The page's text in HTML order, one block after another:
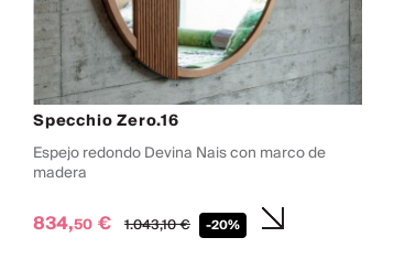
Specchio Zero.16
Espejo redondo Devina Nais con marco de
madera
834,50 € 1.043,10€ -20%